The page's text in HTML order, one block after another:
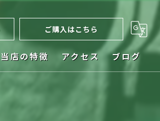
ご購入はこちら
当店の特徴 アクセス ブログ